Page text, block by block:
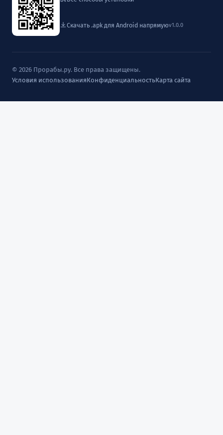
Скачать .apk для Android напрямуюv1.0.0
© 2026 Прорабы.ру. Все права защищены.
Условия использованияКонфиденциальностьКарта сайта